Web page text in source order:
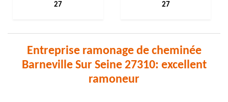
27
27
Entreprise ramonage de cheminée
Barneville Sur Seine 27310: excellent
ramoneur